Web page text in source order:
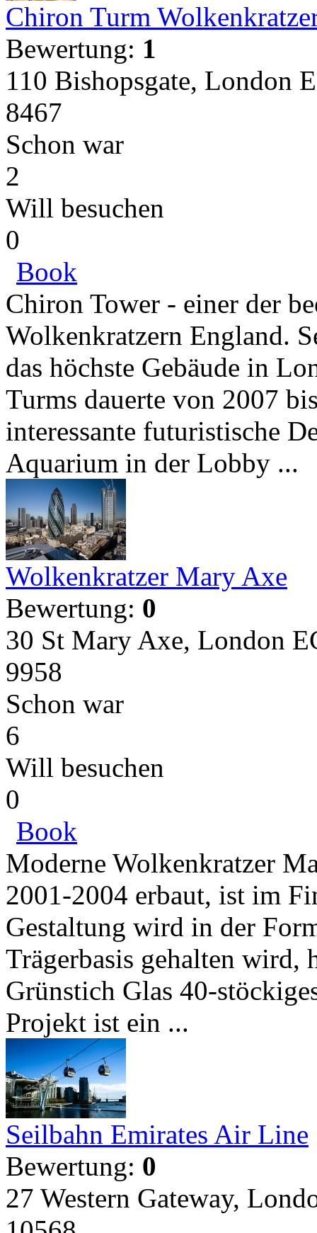
Chiron Turm
Bewertung: 1
110 Bishopsgate, London
8467
Schon war
2
Will besuchen
0
Book
Chiron Tower - einer der
Wolkenkratzern England.
das höchste Gebäude in
Turms dauerte von 2007
interessante futuristische
Aquarium in der Lobby ...
Wolkenkratzer Mary Axe
Bewertung: 0
30 St Mary Axe, London
9958
Schon war
6
Will besuchen
0
Book
Moderne Wolkenkratzer
2001-2004 erbaut, ist im
Gestaltung wird in der
Trägerbasis gehalten wird,
Grünstich Glas 40-
Projekt ist ein ...
Seilbahn Emirates Air Line
Bewertung: 0
27 Western Gateway,